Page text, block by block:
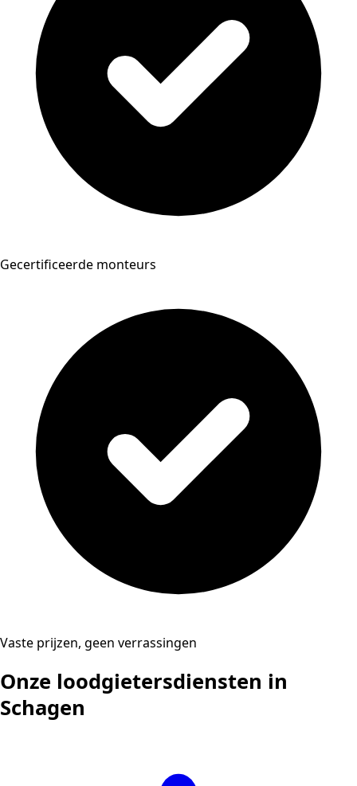
Gecertificeerde monteurs
Vaste prijzen, geen verrassingen
Onze loodgietersdiensten in
Schagen